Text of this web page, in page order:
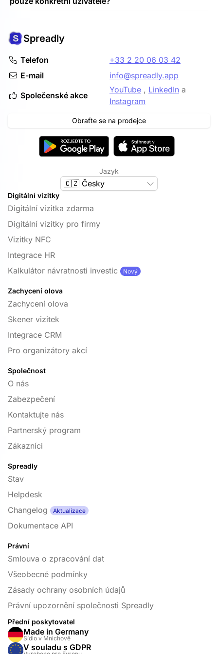
připojení jsou obvykle vyžadována práva správce HR
splněny všechny vaše potřeby.
vybrat konkrétní skupiny, které se budou
synchronizovat se službou Spreadly.
Spreadly
Telefon
+33 2 20 06 03 42
E-mail
info@spreadly.app
Společenské akce
YouTube , LinkedIn a
Instagram
Obraťte se na prodejce
Jazyk
🇨🇿 Česky
Digitální vizitky
Digitální vizitka zdarma
Digitální vizitky pro firmy
Vizitky NFC
Integrace HR
Kalkulátor návratnosti investic
Nový
Zachycení olova
Zachycení olova
Skener vizitek
Integrace CRM
Pro organizátory akcí
Společnost
O nás
Zabezpečení
Kontaktujte nás
Partnerský program
Zákazníci
Spreadly
Stav
Helpdesk
Changelog
Aktualizace
Dokumentace API
Právní
Smlouva o zpracování dat
Všeobecné podmínky
Zásady ochrany osobních údajů
Právní upozornění společnosti Spreadly
Přední poskytovatel
Made in Germany
Sídlo v Mnichově
V souladu s GDPR